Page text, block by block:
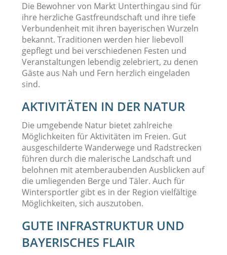
Die Bewohner von Markt Unterthingau sind für
ihre herzliche Gastfreundschaft und ihre tiefe
Verbundenheit mit ihren bayerischen Wurzeln
bekannt. Traditionen werden hier liebevoll
gepflegt und bei verschiedenen Festen und
Veranstaltungen lebendig zelebriert, zu denen
Gäste aus Nah und Fern herzlich eingeladen
sind.
AKTIVITÄTEN IN DER NATUR
Die umgebende Natur bietet zahlreiche
Möglichkeiten für Aktivitäten im Freien. Gut
ausgeschilderte Wanderwege und Radstrecken
führen durch die malerische Landschaft und
belohnen mit atemberaubenden Ausblicken auf
die umliegenden Berge und Täler. Auch für
Wintersportler gibt es in der Region vielfältige
Möglichkeiten, sich auszutoben.
GUTE INFRASTRUKTUR UND
BAYERISCHES FLAIR